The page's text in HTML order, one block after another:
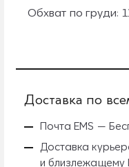
Обхват по груди:
Доставка по
Почта EMS —
Доставка
и близлежащему